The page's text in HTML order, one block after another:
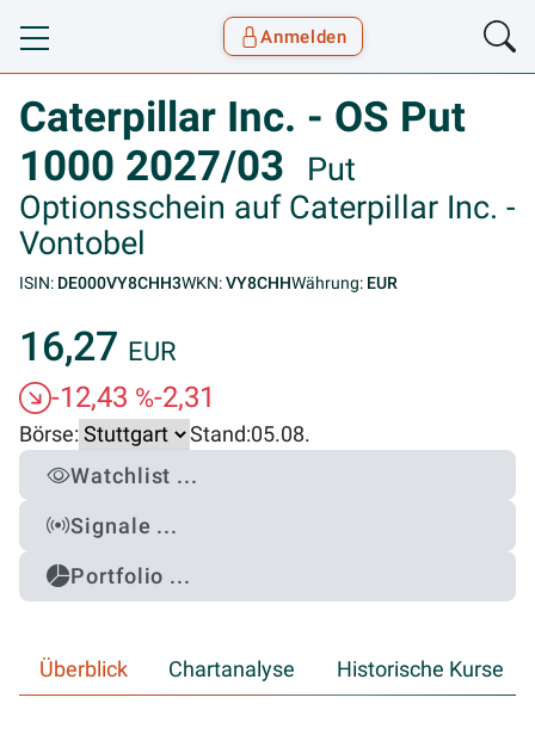
Toggle navigation
Anmelden
Caterpillar Inc. - OS Put
1000 2027/03
Put
Optionsschein auf Caterpillar Inc. -
Vontobel
ISIN: DE000VY8CHH3WKN:VY8CHHWährung: EUR
16,27 EUR
-12,43 %-2,31
Börse: Stand:05.08.
Watchlist ...
Signale ...
Portfolio ...
Überblick Chartanalyse Historische Kurse